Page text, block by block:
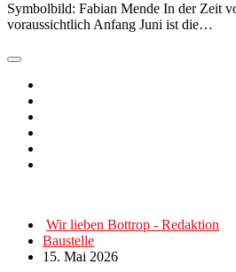
Symbolbild: Fabian Mende In der Zeit
voraussichtlich Anfang Juni ist die…
Wir lieben Bottrop - Redaktion
Baustelle
15. Mai 2026